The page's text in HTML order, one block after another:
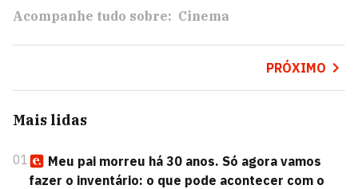
Acompanhe tudo sobre: Cinema
PRÓXIMO
Mais lidas
01
Meu pai morreu há 30 anos. Só agora vamos
fazer o inventário: o que pode acontecer com o